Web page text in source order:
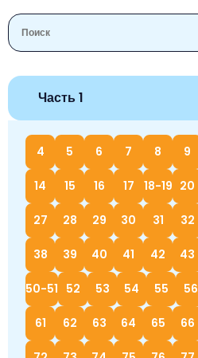
Часть 1
4 5 6 7 8 9
14 15 16 17 18-19 20
27 28 29 30 31 32
38 39 40 41 42 43
50-51 52 53 54 55 56
61 62 63 64 65 66